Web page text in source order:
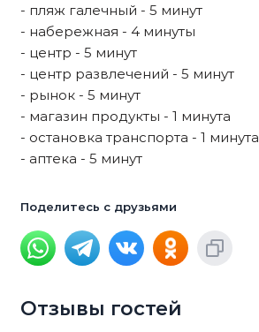
- пляж галечный - 5 минут
- набережная - 4 минуты
- центр - 5 минут
- центр развлечений - 5 минут
- рынок - 5 минут
- магазин продукты - 1 минута
- остановка транспорта - 1 минута
- аптека - 5 минут
Поделитесь с друзьями
Отзывы гостей